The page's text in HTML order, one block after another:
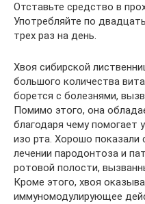
Отставьте средство в
Употребляйте по
трех раз на день.
Хвоя сибирской
большого количества
борется с болезнями,
Помимо этого, она
благодаря чему помогает
изо рта. Хорошо показали
лечении пародонтоза и
ротовой полости,
Кроме этого, хвоя
иммуномодулирующее